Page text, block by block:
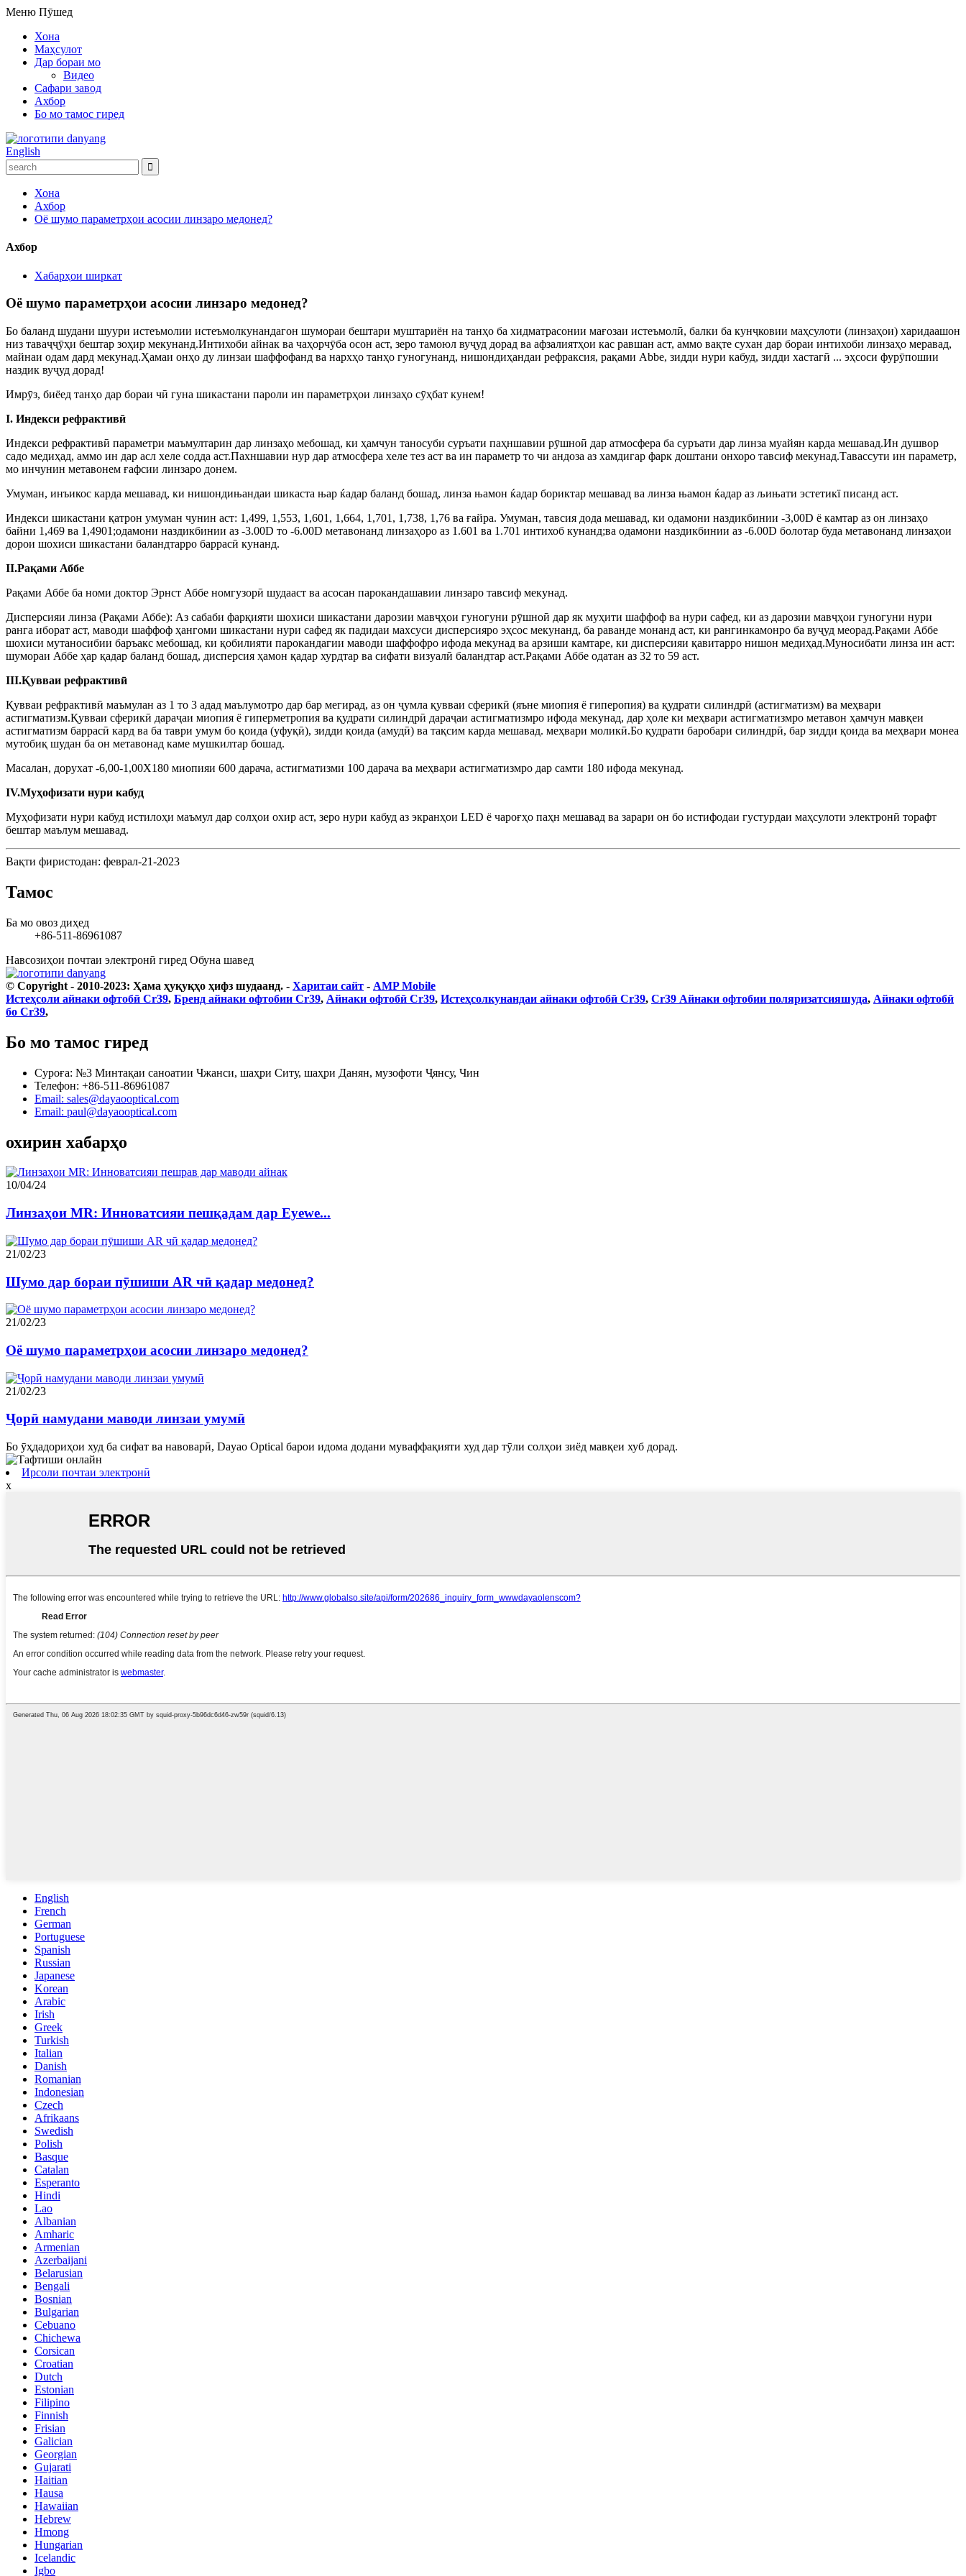
Меню Пӯшед
Хона
Маҳсулот
Дар бораи мо
Видео
Сафари завод
Ахбор
Бо мо тамос гиред
English
Хона
Ахбор
Оё шумо параметрҳои асосии линзаро медонед?
Ахбор
Хабарҳои ширкат
Оё шумо параметрҳои асосии линзаро медонед?
Бо баланд шудани шуури истеъмолии истеъмолкунандагон шумораи бештари муштариён на танҳо ба хидматрасонии мағозаи истеъмолӣ, балки ба кунҷковии маҳсулоти (линзаҳои) харидаашон
низ таваҷҷӯҳи бештар зоҳир мекунанд.Интихоби айнак ва чаҳорчӯба осон аст, зеро тамоюл вуҷуд дорад ва афзалиятҳои кас равшан аст, аммо вақте сухан дар бораи интихоби линзаҳо меравад,
майнаи одам дард мекунад.Ҳамаи онҳо ду линзаи шаффофанд ва нархҳо танҳо гуногунанд, нишондиҳандаи рефраксия, рақами Abbe, зидди нури кабуд, зидди хастагӣ ... эҳсоси фурӯпошии
наздик вуҷуд дорад!
Имрӯз, биёед танҳо дар бораи чӣ гуна шикастани пароли ин параметрҳои линзаҳо сӯҳбат кунем!
I. Индекси рефрактивӣ
Индекси рефрактивӣ параметри маъмултарин дар линзаҳо мебошад, ки ҳамчун таносуби суръати паҳншавии рӯшноӣ дар атмосфера ба суръати дар линза муайян карда мешавад.Ин душвор
садо медиҳад, аммо ин дар асл хеле содда аст.Пахншавии нур дар атмосфера хеле тез аст ва ин параметр то чи андоза аз хамдигар фарк доштани онхоро тавсиф мекунад.Тавассути ин параметр,
мо инчунин метавонем ғафсии линзаро донем.
Умуман, инъикос карда мешавад, ки нишондињандаи шикаста њар ќадар баланд бошад, линза њамон ќадар бориктар мешавад ва линза њамон ќадар аз љињати эстетикї писанд аст.
Индекси шикастани қатрон умуман чунин аст: 1,499, 1,553, 1,601, 1,664, 1,701, 1,738, 1,76 ва ғайра. Умуман, тавсия дода мешавад, ки одамони наздикбинии -3,00D ё камтар аз он линзаҳо
байни 1,469 ва 1,4901;одамони наздикбинии аз -3.00D то -6.00D метавонанд линзаҳоро аз 1.601 ва 1.701 интихоб кунанд;ва одамони наздикбинии аз -6.00D болотар буда метавонанд линзаҳои
дорои шохиси шикастани баландтарро баррасӣ кунанд.
II.Рақами Аббе
Рақами Аббе ба номи доктор Эрнст Аббе номгузорӣ шудааст ва асосан парокандашавии линзаро тавсиф мекунад.
Дисперсияи линза (Рақами Аббе): Аз сабаби фарқияти шохиси шикастани дарозии мавҷҳои гуногуни рӯшноӣ дар як муҳити шаффоф ва нури сафед, ки аз дарозии мавҷҳои гуногуни нури
ранга иборат аст, маводи шаффоф ҳангоми шикастани нури сафед як падидаи махсуси дисперсияро эҳсос мекунанд, ба раванде монанд аст, ки рангинкамонро ба вуҷуд меорад.Рақами Аббе
шохиси мутаносибии баръакс мебошад, ки қобилияти парокандагии маводи шаффофро ифода мекунад ва арзиши камтаре, ки дисперсияи қавитарро нишон медиҳад.Муносибати линза ин аст:
шумораи Аббе ҳар қадар баланд бошад, дисперсия ҳамон қадар хурдтар ва сифати визуалӣ баландтар аст.Рақами Аббе одатан аз 32 то 59 аст.
III.Қувваи рефрактивӣ
Қувваи рефрактивӣ маъмулан аз 1 то 3 адад маълумотро дар бар мегирад, аз он ҷумла қувваи сферикӣ (яъне миопия ё гиперопия) ва қудрати силиндрӣ (астигматизм) ва меҳвари
астигматизм.Қувваи сферикӣ дараҷаи миопия ё гиперметропия ва қудрати силиндрӣ дараҷаи астигматизмро ифода мекунад, дар ҳоле ки меҳвари астигматизмро метавон ҳамчун мавқеи
астигматизм баррасӣ кард ва ба таври умум бо қоида (уфуқӣ), зидди қоида (амудӣ) ва тақсим карда мешавад. меҳвари моликӣ.Бо қудрати баробари силиндрӣ, бар зидди қоида ва меҳвари монеа
мутобиқ шудан ба он метавонад каме мушкилтар бошад.
Масалан, дорухат -6,00-1,00X180 миопияи 600 дарача, астигматизми 100 дарача ва меҳвари астигматизмро дар самти 180 ифода мекунад.
IV.Муҳофизати нури кабуд
Муҳофизати нури кабуд истилоҳи маъмул дар солҳои охир аст, зеро нури кабуд аз экранҳои LED ё чароғҳо паҳн мешавад ва зарари он бо истифодаи густурдаи маҳсулоти электронӣ торафт
бештар маълум мешавад.
Вақти фиристодан: феврал-21-2023
Тамос
Ба мо овоз диҳед
+86-511-86961087
Навсозиҳои почтаи электронӣ гиред Обуна шавед
© Copyright - 2010-2023: Ҳама ҳуқуқҳо ҳифз шудаанд. - Харитаи сайт - AMP Mobile
Истеҳсоли айнаки офтобӣ Cr39, Бренд айнаки офтобии Cr39, Айнаки офтобӣ Cr39, Истеҳсолкунандаи айнаки офтобӣ Cr39, Cr39 Айнаки офтобии поляризатсияшуда, Айнаки офтобӣ
бо Cr39,
Бо мо тамос гиред
Суроға: №3 Минтақаи саноатии Чжанси, шаҳри Ситу, шаҳри Данян, музофоти Ҷянсу, Чин
Телефон: +86-511-86961087
Email: sales@dayaooptical.com
Email: paul@dayaooptical.com
охирин хабарҳо
10/04/24
Линзаҳои MR: Инноватсияи пешқадам дар Eyewe...
21/02/23
Шумо дар бораи пӯшиши AR чӣ қадар медонед?
21/02/23
Оё шумо параметрҳои асосии линзаро медонед?
21/02/23
Ҷорӣ намудани маводи линзаи умумӣ
Бо ӯҳдадориҳои худ ба сифат ва навоварӣ, Dayao Optical барои идома додани муваффақияти худ дар тӯли солҳои зиёд мавқеи хуб дорад.
Ирсоли почтаи электронӣ
x
English
French
German
Portuguese
Spanish
Russian
Japanese
Korean
Arabic
Irish
Greek
Turkish
Italian
Danish
Romanian
Indonesian
Czech
Afrikaans
Swedish
Polish
Basque
Catalan
Esperanto
Hindi
Lao
Albanian
Amharic
Armenian
Azerbaijani
Belarusian
Bengali
Bosnian
Bulgarian
Cebuano
Chichewa
Corsican
Croatian
Dutch
Estonian
Filipino
Finnish
Frisian
Galician
Georgian
Gujarati
Haitian
Hausa
Hawaiian
Hebrew
Hmong
Hungarian
Icelandic
Igbo